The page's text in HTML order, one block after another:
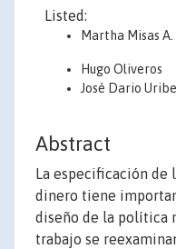
Listed:
Martha Misas A.
Hugo Oliveros
José Dario Uribe
Abstract
La especificación de
dinero tiene
diseño de la política
trabajo se